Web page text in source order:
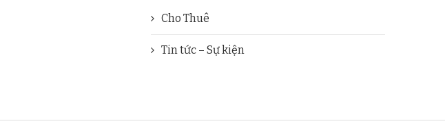
Cho Thuê
Tin tức – Sự kiện